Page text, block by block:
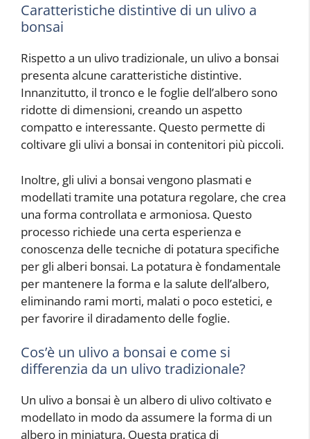
Caratteristiche distintive di un ulivo a
bonsai
Rispetto a un ulivo tradizionale, un ulivo a bonsai
presenta alcune caratteristiche distintive.
Innanzitutto, il tronco e le foglie dell’albero sono
ridotte di dimensioni, creando un aspetto
compatto e interessante. Questo permette di
coltivare gli ulivi a bonsai in contenitori più piccoli.
Inoltre, gli ulivi a bonsai vengono plasmati e
modellati tramite una potatura regolare, che crea
una forma controllata e armoniosa. Questo
processo richiede una certa esperienza e
conoscenza delle tecniche di potatura specifiche
per gli alberi bonsai. La potatura è fondamentale
per mantenere la forma e la salute dell’albero,
eliminando rami morti, malati o poco estetici, e
per favorire il diradamento delle foglie.
Cos’è un ulivo a bonsai e come si
differenzia da un ulivo tradizionale?
Un ulivo a bonsai è un albero di ulivo coltivato e
modellato in modo da assumere la forma di un
albero in miniatura. Questa pratica di